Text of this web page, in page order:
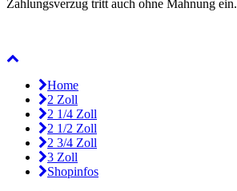
Zahlungsverzug tritt auch ohne Mahnung ein.
Home
2 Zoll
2 1/4 Zoll
2 1/2 Zoll
2 3/4 Zoll
3 Zoll
Shopinfos